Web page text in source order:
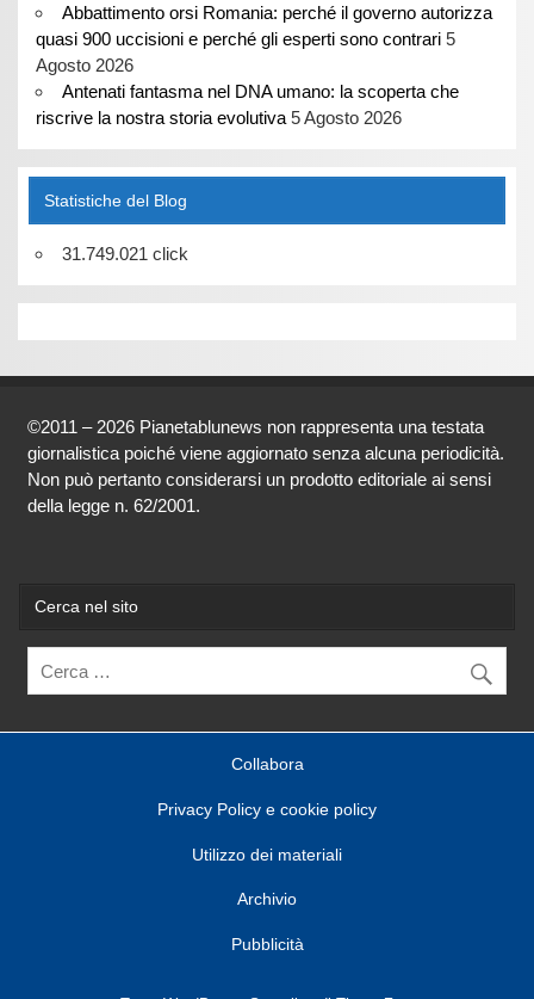
Abbattimento orsi Romania: perché il governo autorizza
quasi 900 uccisioni e perché gli esperti sono contrari 5
Agosto 2026
Antenati fantasma nel DNA umano: la scoperta che
riscrive la nostra storia evolutiva 5 Agosto 2026
Statistiche del Blog
31.749.021 click
©2011 – 2026 Pianetablunews non rappresenta una testata
giornalistica poiché viene aggiornato senza alcuna periodicità.
Non può pertanto considerarsi un prodotto editoriale ai sensi
della legge n. 62/2001.
Cerca nel sito
Collabora
Privacy Policy e cookie policy
Utilizzo dei materiali
Archivio
Pubblicità